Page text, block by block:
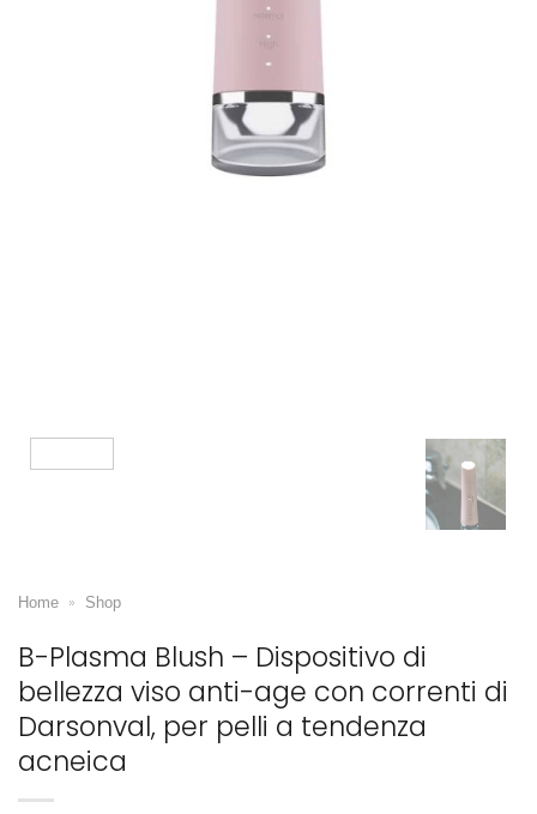
Home » Shop
B-Plasma Blush – Dispositivo di
bellezza viso anti-age con correnti di
Darsonval, per pelli a tendenza
acneica